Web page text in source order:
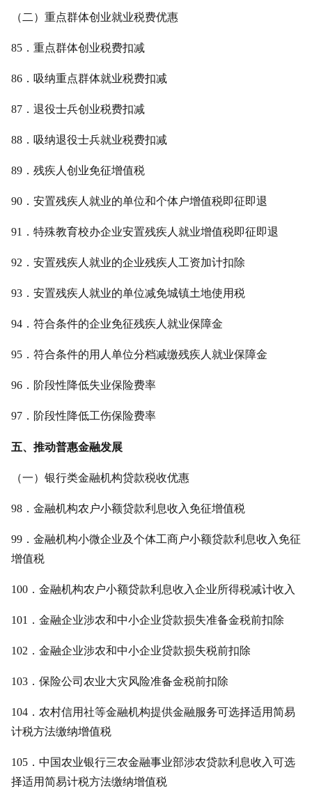
（二）重点群体创业就业税费优惠
85．重点群体创业税费扣减
86．吸纳重点群体就业税费扣减
87．退役士兵创业税费扣减
88．吸纳退役士兵就业税费扣减
89．残疾人创业免征增值税
90．安置残疾人就业的单位和个体户增值税即征即退
91．特殊教育校办企业安置残疾人就业增值税即征即退
92．安置残疾人就业的企业残疾人工资加计扣除
93．安置残疾人就业的单位减免城镇土地使用税
94．符合条件的企业免征残疾人就业保障金
95．符合条件的用人单位分档减缴残疾人就业保障金
96．阶段性降低失业保险费率
97．阶段性降低工伤保险费率
五、推动普惠金融发展
（一）银行类金融机构贷款税收优惠
98．金融机构农户小额贷款利息收入免征增值税
99．金融机构小微企业及个体工商户小额贷款利息收入免征
增值税
100．金融机构农户小额贷款利息收入企业所得税减计收入
101．金融企业涉农和中小企业贷款损失准备金税前扣除
102．金融企业涉农和中小企业贷款损失税前扣除
103．保险公司农业大灾风险准备金税前扣除
104．农村信用社等金融机构提供金融服务可选择适用简易
计税方法缴纳增值税
105．中国农业银行三农金融事业部涉农贷款利息收入可选
择适用简易计税方法缴纳增值税